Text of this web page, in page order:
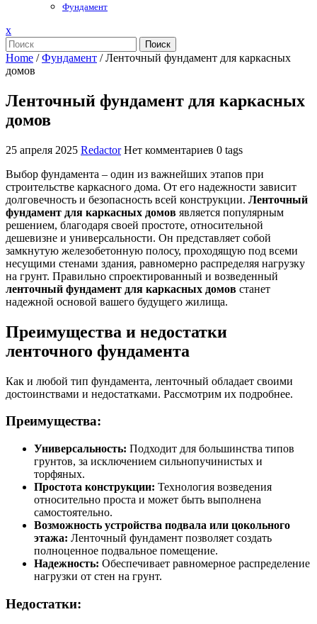
Фундамент
xЗакрыть
меню
Поиск
Home /Фундамент /Ленточный фундамент для каркасных
домов
Ленточный фундамент для каркасных
домов
25 апреля 2025 Redactor Нет комментариев 0 tags
Выбор фундамента – один из важнейших этапов при
строительстве каркасного дома. От его надежности зависит
долговечность и безопасность всей конструкции. Ленточный
фундамент для каркасных домов является популярным
решением, благодаря своей простоте, относительной
дешевизне и универсальности. Он представляет собой
замкнутую железобетонную полосу, проходящую под всеми
несущими стенами здания, равномерно распределяя нагрузку
на грунт. Правильно спроектированный и возведенный
ленточный фундамент для каркасных домов станет
надежной основой вашего будущего жилища.
Преимущества и недостатки
ленточного фундамента
Как и любой тип фундамента, ленточный обладает своими
достоинствами и недостатками. Рассмотрим их подробнее.
Преимущества:
Универсальность: Подходит для большинства типов
грунтов, за исключением сильнопучинистых и
торфяных.
Простота конструкции: Технология возведения
относительно проста и может быть выполнена
самостоятельно.
Возможность устройства подвала или цокольного
этажа: Ленточный фундамент позволяет создать
полноценное подвальное помещение.
Надежность: Обеспечивает равномерное распределение
нагрузки от стен на грунт.
Недостатки: